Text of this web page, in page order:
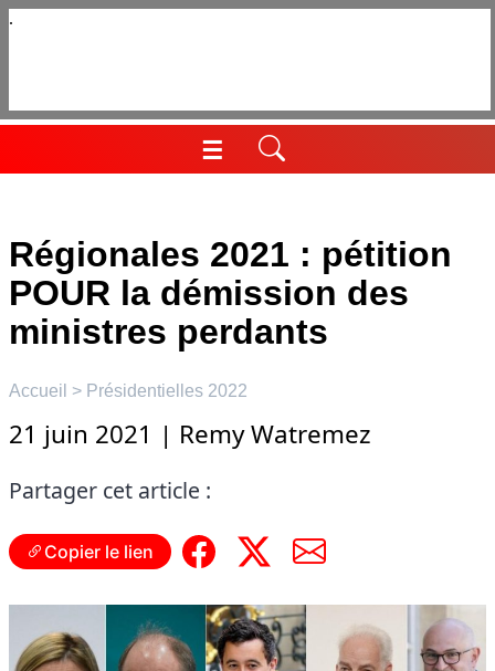
Aller
☰
Menu
Régionales 2021 : pétition
POUR la démission des
ministres perdants
Accueil > Présidentielles 2022
21 juin 2021 | Remy Watremez
Partager cet article :
Copier le lien